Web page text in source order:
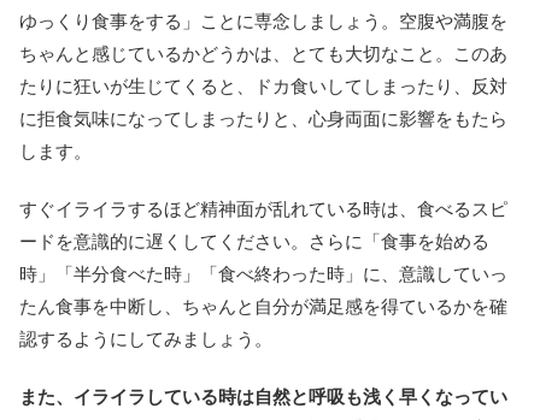
ゆっくり食事をする」ことに専念しましょう。空腹や満腹を
ちゃんと感じているかどうかは、とても大切なこと。このあ
たりに狂いが生じてくると、ドカ食いしてしまったり、反対
に拒食気味になってしまったりと、心身両面に影響をもたら
します。
すぐイライラするほど精神面が乱れている時は、食べるスピ
ードを意識的に遅くしてください。さらに「食事を始める
時」「半分食べた時」「食べ終わった時」に、意識していっ
たん食事を中断し、ちゃんと自分が満足感を得ているかを確
認するようにしてみましょう。
また、イライラしている時は自然と呼吸も浅く早くなってい